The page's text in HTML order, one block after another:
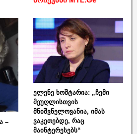
–
ელენე ხოშტარია: „ჩემი
მეუღლისთვის
მნიშვნელოვანია, იმას
ვაკეთებდე, რაც
მაინტერესებს“